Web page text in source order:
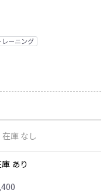
レーニング
在庫 なし
あり